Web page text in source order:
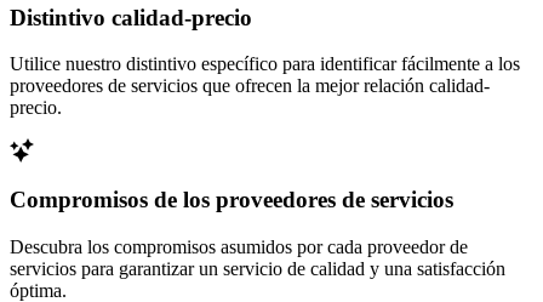
Distintivo calidad-precio
Utilice nuestro distintivo específico para identificar fácilmente a los
proveedores de servicios que ofrecen la mejor relación calidad-
precio.
Compromisos de los proveedores de servicios
Descubra los compromisos asumidos por cada proveedor de
servicios para garantizar un servicio de calidad y una satisfacción
óptima.